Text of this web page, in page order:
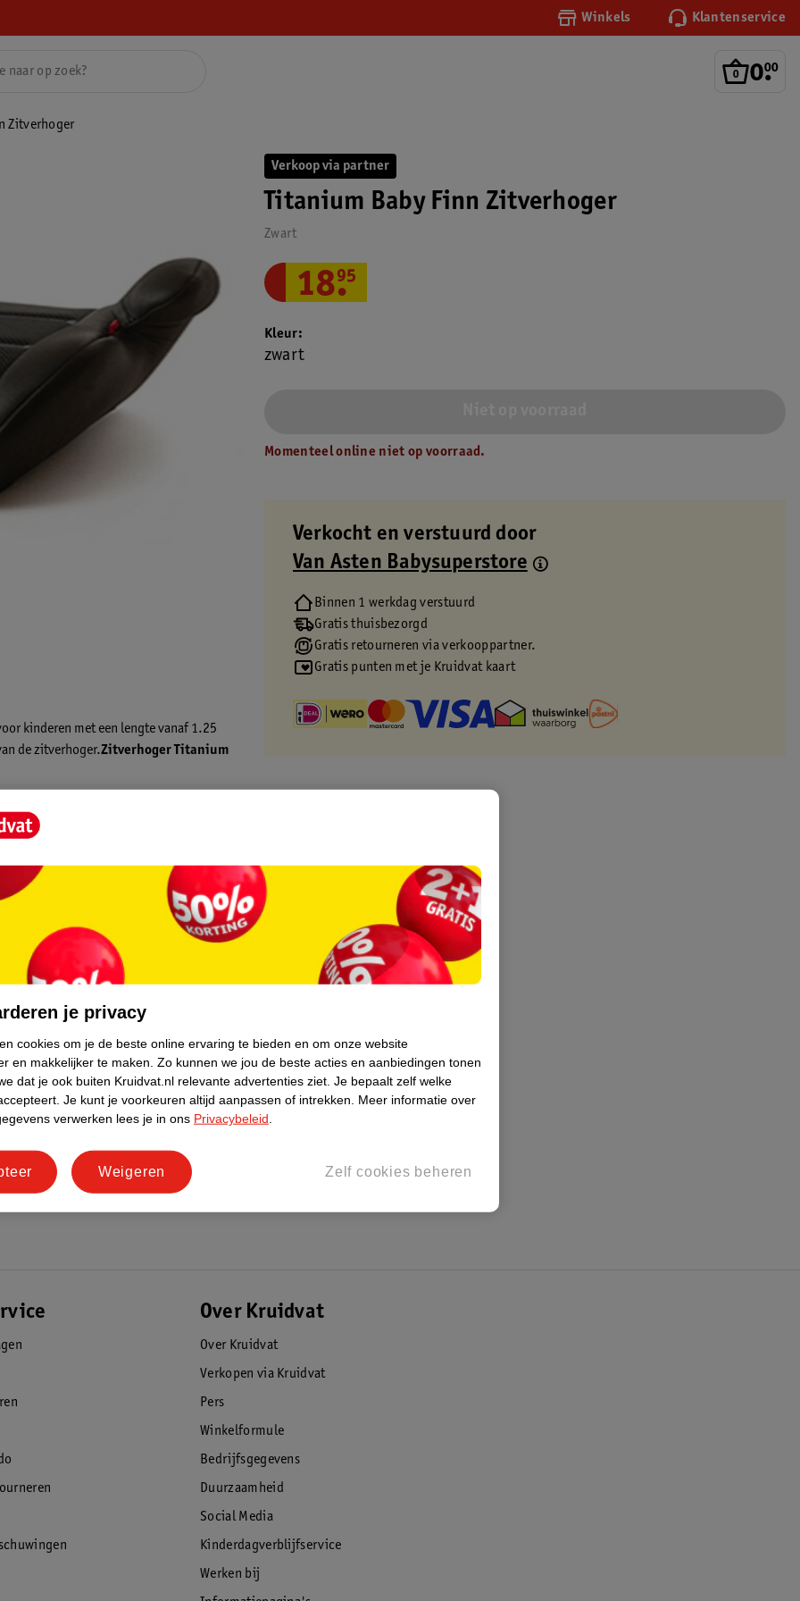
Winkels Klantenservice
0.
00
Zitverhoger
kinderen met een lengte vanaf 1.25
de zitverhoger.Zitverhoger Titanium
Verkoop via partner
Titanium Baby Finn Zitverhoger
Zwart
18.
95
Kleur
zwart
Momenteel online niet op voorraad.
Verkocht en verstuurd door
Van Asten Babysuperstore
Binnen 1 werkdag verstuurd
Gratis thuisbezorgd
Gratis retourneren via verkooppartner.
Gratis punten met je Kruidvat kaart
Over Kruidvat
Over Kruidvat
Verkopen via Kruidvat
Pers
Winkelformule
Bedrijfsgegevens
Duurzaamheid
Social Media
Kinderdagverblijfservice
Werken bij
je privacy
cookies om je de beste online ervaring te bieden en om onze website
en makkelijker te maken. Zo kunnen we jou de beste acties en aanbiedingen tonen
dat je ook buiten Kruidvat.nl relevante advertenties ziet. Je bepaalt zelf welke
Je kunt je voorkeuren altijd aanpassen of intrekken.
Meer informatie over
verwerken lees je in ons Privacybeleid
Zelf cookies beheren
Weigeren